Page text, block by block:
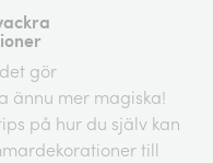
gör
ännu mer magiska!
på hur du själv kan
till